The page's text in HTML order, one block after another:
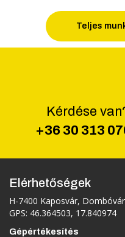
Teljes
Kérdése
+36 30 313
Elérhetőségek
H-7400 Kaposvár,
GPS: 46.364503, 17.840974
Gépértékesítés